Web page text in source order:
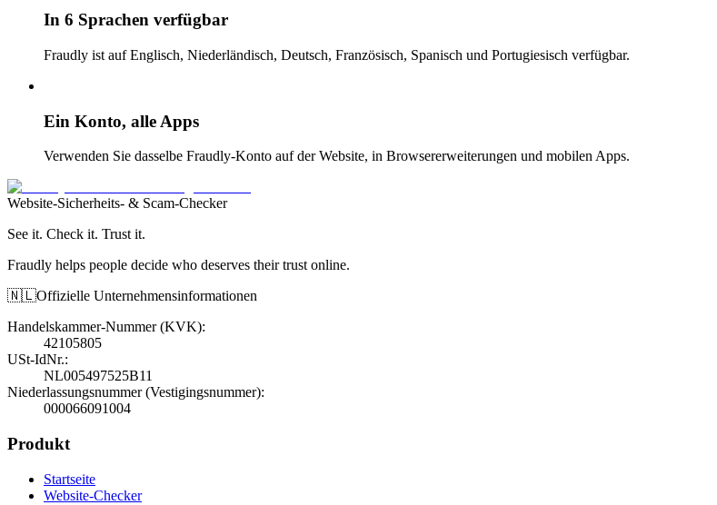
In 6 Sprachen verfügbar
Fraudly ist auf Englisch, Niederländisch, Deutsch, Französisch, Spanisch und Portugiesisch verfügbar.
Ein Konto, alle Apps
Verwenden Sie dasselbe Fraudly-Konto auf der Website, in Browsererweiterungen und mobilen Apps.
Website-Sicherheits- & Scam-Checker
See it. Check it. Trust it.
Fraudly helps people decide who deserves their trust online.
🇳🇱Offizielle Unternehmensinformationen
Handelskammer-Nummer (KVK):
42105805
USt-IdNr.:
NL005497525B11
Niederlassungsnummer (Vestigingsnummer):
000066091004
Produkt
Startseite
Website-Checker